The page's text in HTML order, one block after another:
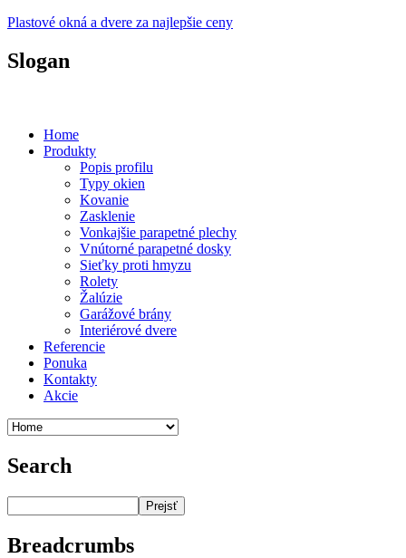
Plastové okná a dvere za najlepšie ceny
Slogan
Home
Produkty
Popis profilu
Typy okien
Kovanie
Zasklenie
Vonkajšie parapetné plechy
Vnútorné parapetné dosky
Sieťky proti hmyzu
Rolety
Žalúzie
Garážové brány
Interiérové dvere
Referencie
Ponuka
Kontakty
Akcie
Search
Prejsť
Breadcrumbs